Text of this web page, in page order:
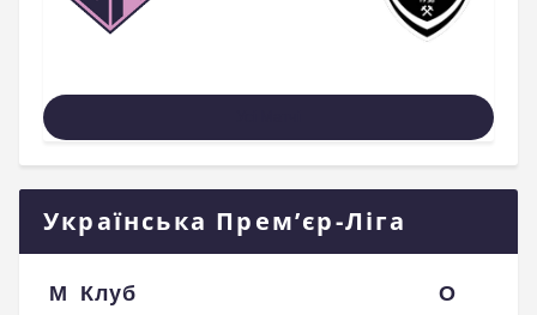
Українська Прем’єр-Ліга
М Клуб О